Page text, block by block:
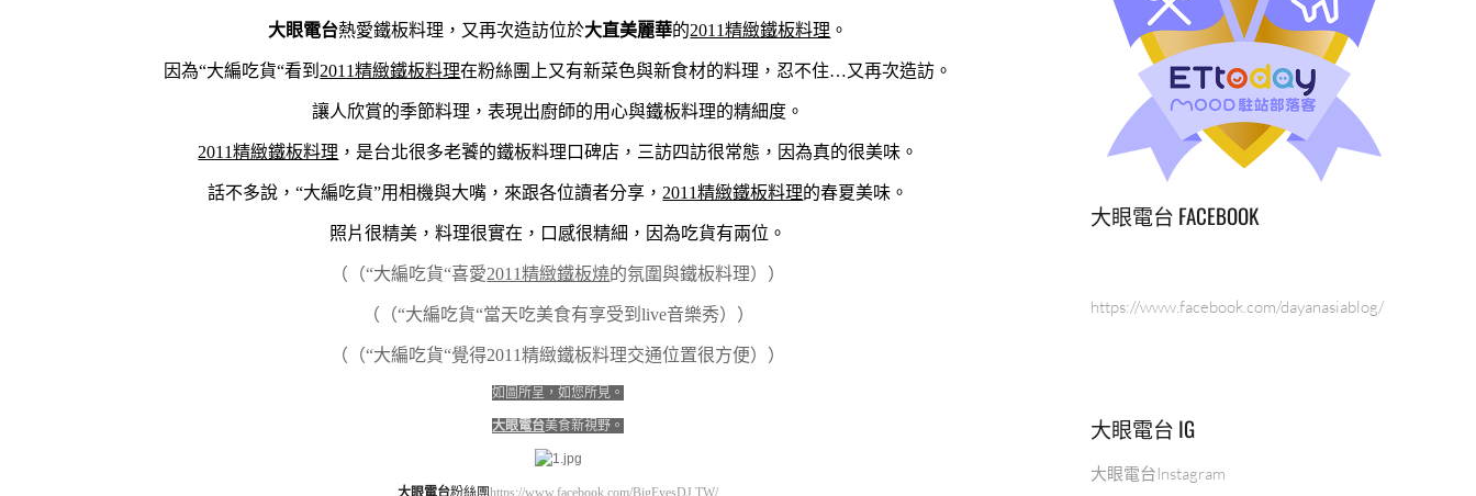
大眼電台熱愛鐵板料理，又再次造訪位於大直美麗華的2011精緻鐵板料理 。
因為“大編吃貨“看到 2011精緻鐵板料理在粉絲團上又有新菜色與新食材的料理，忍不住…又再次造訪。
讓人欣賞的季節料理，表現出廚師的用心與鐵板料理的精細度。
2011精緻鐵板料理 ，是台北很多老饕的鐵板料理口碑店，三訪四訪很常態，因為真的很美味。
話不多說，“大編吃貨”用相機與大嘴，來跟各位讀者分享， 2011精緻鐵板料理的春夏美味。
照片很精美，料理很實在，口感很精細，因為吃貨有兩位。
（（“大編吃貨“喜愛2011精緻鐵板燒的氛圍與鐵板料理））
（（“大編吃貨“當天吃美食有享受到live音樂秀））
（（“大編吃貨“覺得2011精緻鐵板料理交通位置很方便））
如圖所呈，如您所見。
大眼電台美食新視野。
大眼電台粉絲團https://www.facebook.com/BigEyesDJ.TW/
大眼電台 FACEBOOK
https://www.facebook.com/dayanasiablog/
大眼電台 IG
大眼電台Instagram